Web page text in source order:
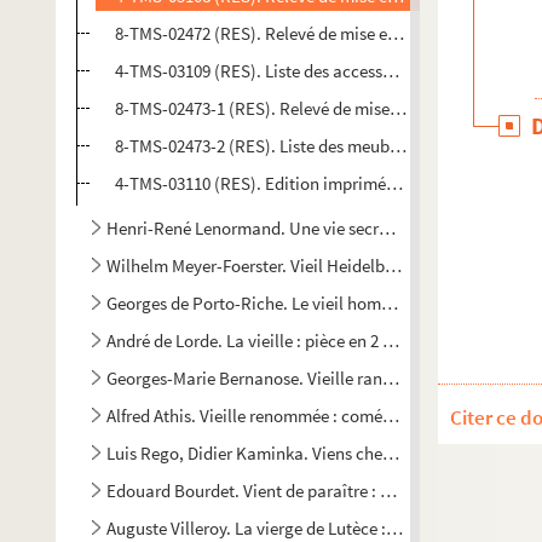
8-TMS-02472 (RES). Relevé de mise en scène. 2
4-TMS-03109 (RES). Liste des accessoires, liste des
8-TMS-02473-1 (RES). Relevé de mise en scène. 3
8-TMS-02473-2 (RES). Liste des meubles et schémas
4-TMS-03110 (RES). Edition imprimée de la pièce
Henri-René Lenormand. Une vie secrète : pièce en 3 actes.
Wilhelm Meyer-Foerster. Vieil Heidelberg : pièce en 5 actes.
Georges de Porto-Riche. Le vieil homme : pièce en 5 actes.
André de Lorde. La vieille : pièce en 2 actes en prose. 1902
Georges-Marie Bernanose. Vieille rancune : pièce en 1
Alfred Athis. Vieille renommée : comédie en 1 acte. 1906
Luis Rego, Didier Kaminka. Viens chez moi, j'habite chez
Edouard Bourdet. Vient de paraître : comédie en 4 actes.
Auguste Villeroy. La vierge de Lutèce : pièce en 4 actes, en
Citer ce